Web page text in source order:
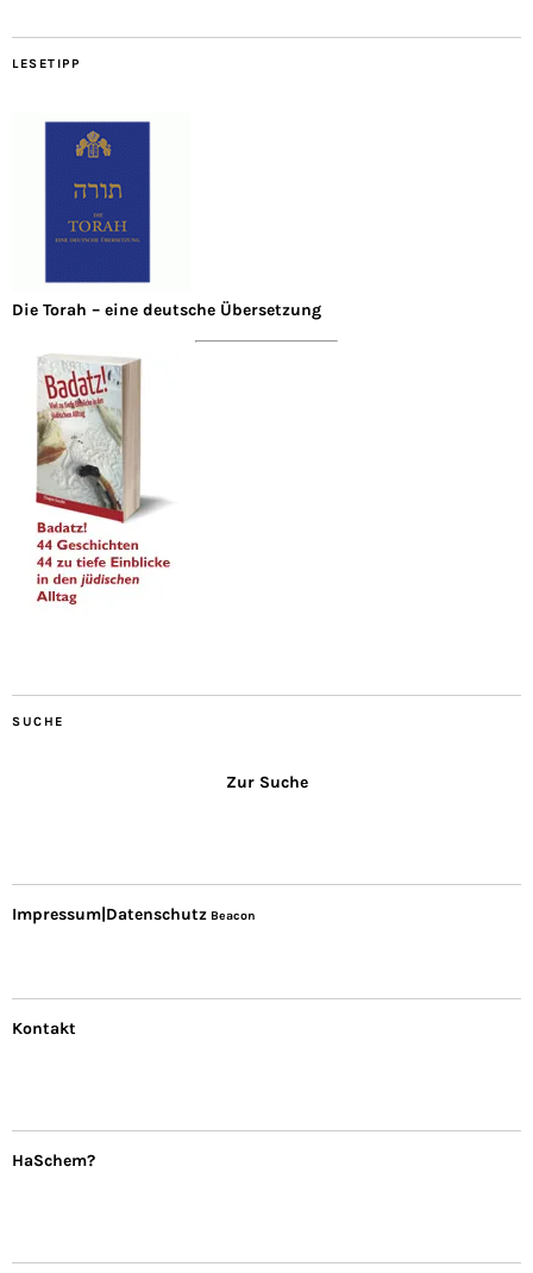
LESETIPP
Die Torah – eine deutsche Übersetzung
SUCHE
Zur Suche
Impressum|Datenschutz Beacon
Kontakt
HaSchem?